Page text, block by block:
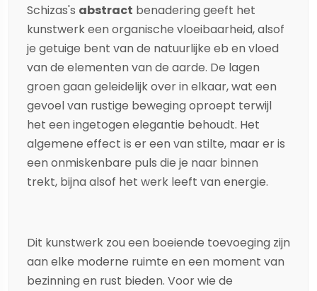
Schizas's abstract benadering geeft het
kunstwerk een organische vloeibaarheid, alsof
je getuige bent van de natuurlijke eb en vloed
van de elementen van de aarde. De lagen
groen gaan geleidelijk over in elkaar, wat een
gevoel van rustige beweging oproept terwijl
het een ingetogen elegantie behoudt. Het
algemene effect is er een van stilte, maar er is
een onmiskenbare puls die je naar binnen
trekt, bijna alsof het werk leeft van energie.
Dit kunstwerk zou een boeiende toevoeging zijn
aan elke moderne ruimte en een moment van
bezinning en rust bieden. Voor wie de